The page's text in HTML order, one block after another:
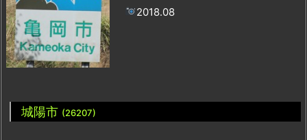
2018.08
城陽市 (26207)